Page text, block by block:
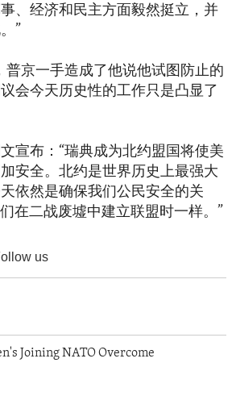
、经济和民主方面毅然挺立，并
”
普京一手造成了他说他试图防止的
会今天历史性的工作只是凸显了
宣布：“瑞典成为北约盟国将使美
安全。北约是世界历史上最强大
依然是确保我们公民安全的关
在二战废墟中建立联盟时一样。”
us
Joining NATO Overcome